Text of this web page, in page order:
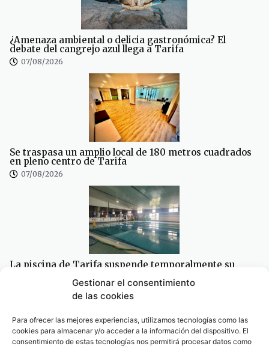
Gestionar el consentimiento
de las cookies
Para ofrecer las mejores experiencias, utilizamos tecnologías como las
cookies para almacenar y/o acceder a la información del dispositivo. El
consentimiento de estas tecnologías nos permitirá procesar datos como
¿Amenaza ambiental o delicia gastronómica? El
debate del cangrejo azul llega a Tarifa
07/08/2026
Se traspasa un amplio local de 180 metros cuadrados
en pleno centro de Tarifa
07/08/2026
La piscina de Tarifa suspende temporalmente su